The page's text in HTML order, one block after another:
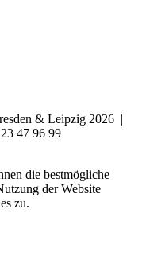
& Leipzig 2026 |
47 96 99
die bestmögliche
der Website
zu.